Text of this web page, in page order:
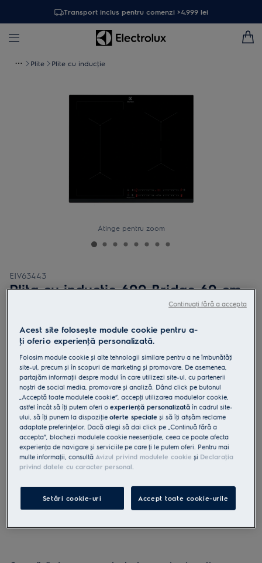
Transport inclus pentru comenzi >4.999 lei
Plite Plite cu inducţie
Atinge pentru zoom
EIV63443
Plita cu inductie 600 Bridge 60 cm
Fișa cu informaţii despre produs
Beneficii
Plita cu inducţie Bridge 600 conectează două zone pentru a forma o
suprafaţă mai mare de gătit.
Functia Bridge conecteaza doua zone ale plitei pentru a forma o
suprafata de gatit mai mare.
Zonele cu dimensionare automata se adapteaza la marimea vasului
folosit.
Instrucţiunile de siguranţă și avertismentele de siguranţă
conform regulamentului UE 2023/988 sunt enumerate în
Acest site folosește module cookie pentru a-
ţi oferi o experienţă personalizată.
Folosim module cookie și alte tehnologii similare pentru a ne îmbunătăţi
site-ul, precum și în scopuri de marketing și promovare. De asemenea,
partajăm informaţii despre modul în care utilizezi site-ul, cu partenerii
noștri de social media, promovare și analiză. Dând click pe butonul
„Acceptă toate modulele cookie”, accepţi utilizarea modulelor cookie,
astfel încât să îţi putem oferi oexperienţă personalizată în cadrul site-
ului, să îţi punem la dispoziţieoferte speciale și să îţi afișăm reclame
adaptate preferinţelor. Dacă alegi să dai click pe „Continuă fără a
accepta”, blochezi modulele cookie neesenţiale, ceea ce poate afecta
experienţa de navigare și serviciile pe care ţi le putem oferi. Pentru mai
multe informaţii, consultă Avizul privind modulele cookie și Declaraţia
privind datele cu caracter personal.
Setări cookie-uri Accept toate cookie-urile
Continuați fără a accepta